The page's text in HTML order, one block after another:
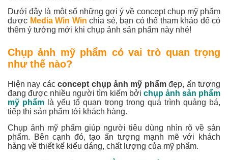
Dưới đây là một số những gợi ý về concept chụp mỹ phẩm
được Media Win Win chia sẻ, bạn có thể tham khảo để có
thêm ý tưởng mới khi chụp ảnh sản phẩm này nhé!
Chụp ảnh mỹ phẩm có vai trò quan trọng
như thế nào?
Hiện nay cácconcept chụp ảnh mỹ phẩmđẹp, ấn tượng
đang được nhiều người tìm kiếm bởi chụp ảnh sản phẩm
mỹ phẩm là yếu tố quan trọng trong quá trình quảng bá,
tiếp thị sản phẩm tới khách hàng.
Chụp ảnh mỹ phẩm giúp người tiêu dùng nhìn rõ về sản
phẩm. Bên cạnh đó, tạo ấn tượng mạnh mẽ với khách
hàng về thiết kế kiểu dáng, chất lượng của mỹ phẩm.